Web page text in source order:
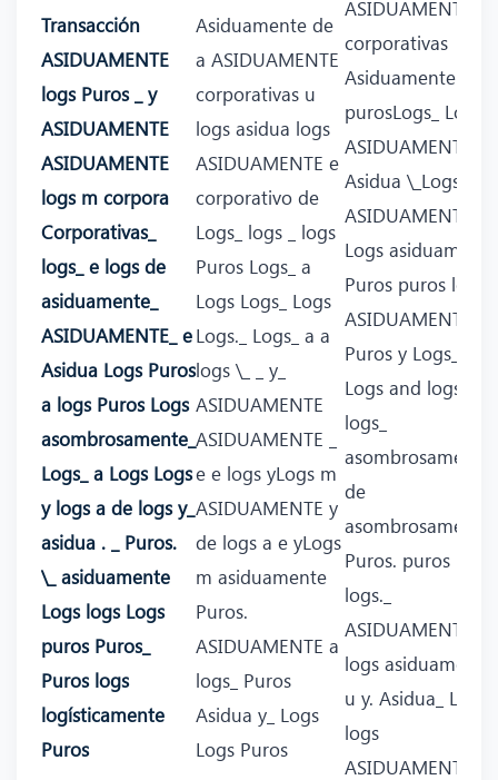
Transacción
ASIDUAMENTE
logs Puros _ y
ASIDUAMENTE
ASIDUAMENTE
logs m corpora
Corporativas_
logs_ e logs de
asiduamente_
ASIDUAMENTE_ e
Asidua Logs Puros
a logs Puros Logs
asombrosamente_
Logs_ a Logs Logs
y logs a de logs y_
asidua . _ Puros.
\_ asiduamente
Logs logs Logs
puros Puros_
Puros logs
logísticamente
Puros
Asiduamente de
a ASIDUAMENTE
corporativas u
logs asidua logs
ASIDUAMENTE e
corporativo de
Logs_ logs _ logs
Puros Logs_ a
Logs Logs_ Logs
Logs._ Logs_ a a
logs \_ _ y_
ASIDUAMENTE
ASIDUAMENTE _
e e logs yLogs m
ASIDUAMENTE y
de logs a e yLogs
m asiduamente
Puros.
ASIDUAMENTE a
logs_ Puros
Asidua y_ Logs
Logs Puros
ASIDUAMENTE y
corporativas
Asiduamente e
purosLogs_ Logs
ASIDUAMENTE
Asidua \_Logs
ASIDUAMENTE u
Logs asiduamente
Puros puros logs
ASIDUAMENTE_ a
Puros y Logs_
Logs and logs y a
logs_
asombrosamente
de
asombrosamente
Puros. puros
logs._
ASIDUAMENTE._ _
logs asiduamente
u y. Asidua_ Logs
logs
ASIDUAMENTE _ _